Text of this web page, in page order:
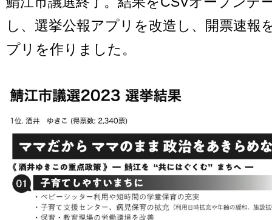
し、選挙公報アプリを改造し、開票速報
プリを作りました。